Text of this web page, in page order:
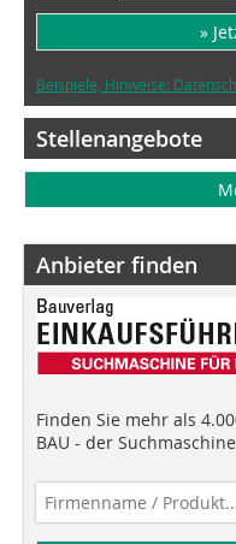
»
Beispiele, Hinweise:
Stellenangebote
Anbieter finden
Finden Sie mehr als
BAU - der